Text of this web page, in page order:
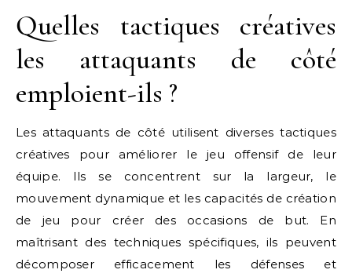
Quelles tactiques créatives
les attaquants de côté
emploient-ils ?
Les attaquants de côté utilisent diverses tactiques
créatives pour améliorer le jeu offensif de leur
équipe. Ils se concentrent sur la largeur, le
mouvement dynamique et les capacités de création
de jeu pour créer des occasions de but. En
maîtrisant des techniques spécifiques, ils peuvent
décomposer efficacement les défenses et